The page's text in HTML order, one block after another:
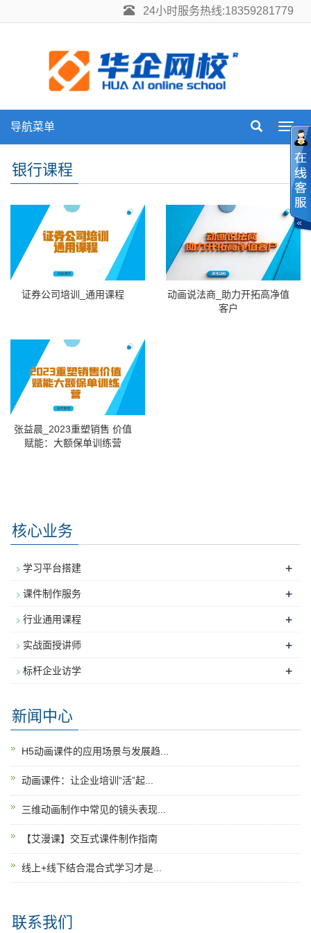
24小时服务热线:18359281779
导航菜单
银行课程
证券公司培训_通用课程
动画说法商_助力开拓高净值
客户
张益晨_2023重塑销售 价值
赋能：大额保单训练营
核心业务
学习平台搭建 +
课件制作服务 +
行业通用课程 +
实战面授讲师 +
标杆企业访学 +
新闻中心
H5动画课件的应用场景与发展趋...
动画课件：让企业培训“活”起...
三维动画制作中常见的镜头表现...
【艾漫课】交互式课件制作指南
线上+线下结合混合式学习才是...
联系我们